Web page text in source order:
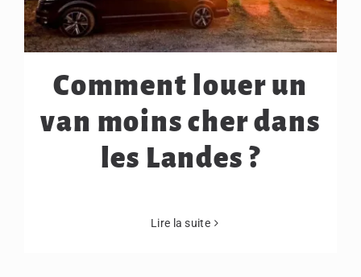
Comment louer un
van moins cher dans
les Landes ?
Lire la suite